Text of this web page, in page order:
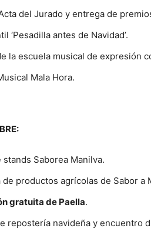
del Jurado y entrega de
‘Pesadilla antes de Navidad’.
la escuela musical de expresión
Mala Hora.
Saborea Manilva.
de productos agrícolas de Sabor a
gratuita de Paella.
repostería navideña y encuentro